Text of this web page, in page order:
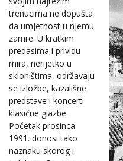
trenucima ne dopušta
da umjetnost u njemu
zamre. U kratkim
predasima i prividu
mira, nerijetko u
skloništima, održavaju
se izložbe, kazališne
predstave i koncerti
klasične glazbe.
Početak prosinca
1991. donosi tako
naznaku skorog i